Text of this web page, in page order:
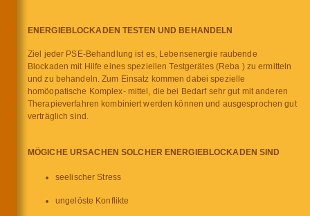
ENERGIEBLOCKADEN TESTEN UND BEHANDELN
Ziel jeder PSE-Behandlung ist es, Lebensenergie raubende
Blockaden mit Hilfe eines speziellen Testgerätes (Reba ) zu ermitteln
und zu behandeln. Zum Einsatz kommen dabei spezielle
homöopatische Komplex- mittel, die bei Bedarf sehr gut mit anderen
Therapieverfahren kombiniert werden können und ausgesprochen gut
verträglich sind.
MÖGICHE URSACHEN SOLCHER ENERGIEBLOCKADEN SIND
seelischer Stress
ungelöste Konflikte